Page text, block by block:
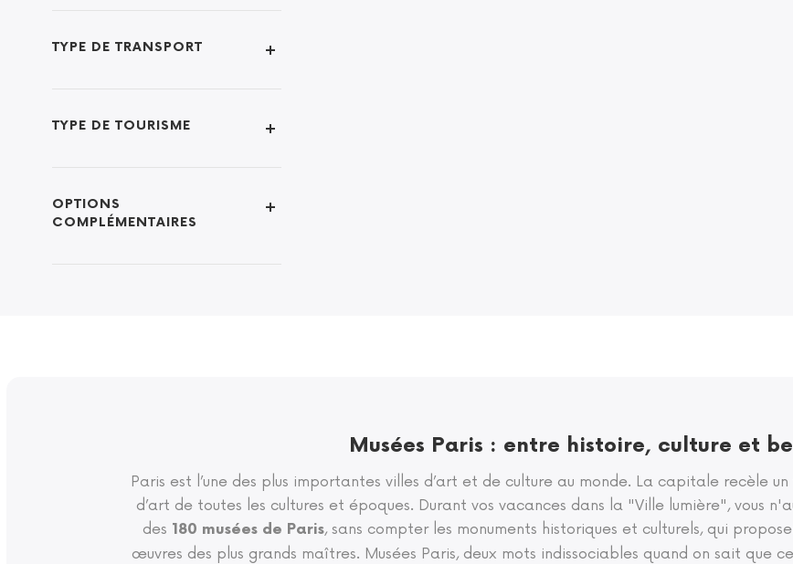
TYPE DE TRANSPORT
TYPE DE TOURISME
OPTIONS
COMPLÉMENTAIRES
Musées Paris : entre histoire, culture et
Paris est l’une des plus importantes villes d’art et de culture au monde. La capitale recèle
d’art de toutes les cultures et époques. Durant vos vacances dans la "Ville lumière", vous
des 180 musées de Paris, sans compter les monuments historiques et culturels, qui
œuvres des plus grands maîtres. Musées Paris, deux mots indissociables quand on sait que